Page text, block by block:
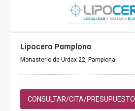
Lipocero Pamplona
Monasterio de Urdax 22, Pamplona
CONSULTAR/CITA/PRESUPUESTO